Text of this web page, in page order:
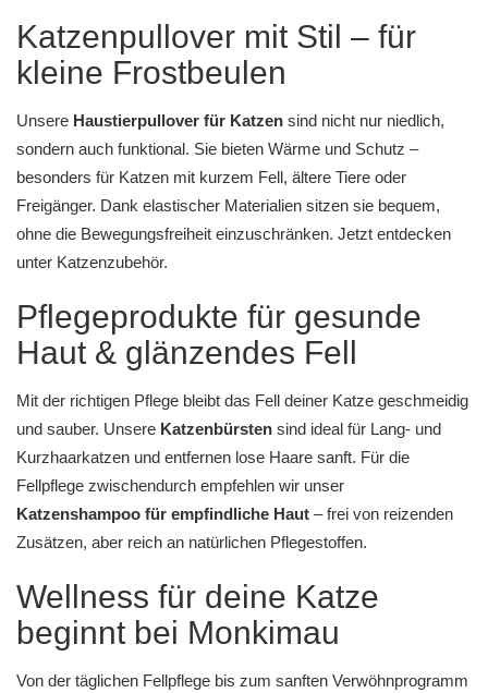
Katzenpullover mit Stil – für
kleine Frostbeulen
Unsere Haustierpullover für Katzen sind nicht nur niedlich,
sondern auch funktional. Sie bieten Wärme und Schutz –
besonders für Katzen mit kurzem Fell, ältere Tiere oder
Freigänger. Dank elastischer Materialien sitzen sie bequem,
ohne die Bewegungsfreiheit einzuschränken. Jetzt entdecken
unter Katzenzubehör.
Pflegeprodukte für gesunde
Haut & glänzendes Fell
Mit der richtigen Pflege bleibt das Fell deiner Katze geschmeidig
und sauber. Unsere Katzenbürsten sind ideal für Lang- und
Kurzhaarkatzen und entfernen lose Haare sanft. Für die
Fellpflege zwischendurch empfehlen wir unser
Katzenshampoo für empfindliche Haut – frei von reizenden
Zusätzen, aber reich an natürlichen Pflegestoffen.
Wellness für deine Katze
beginnt bei Monkimau
Von der täglichen Fellpflege bis zum sanften Verwöhnprogramm